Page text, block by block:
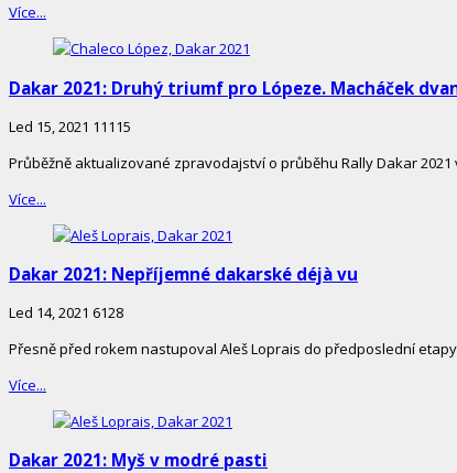
Více...
Dakar 2021: Druhý triumf pro Lópeze. Macháček
Led 15, 2021 11115
Průběžně aktualizované zpravodajství o průběhu Rally Dakar
Více...
Dakar 2021: Nepříjemné dakarské déjà vu
Led 14, 2021 6128
Přesně před rokem nastupoval Aleš Loprais do předposlední
Více...
Dakar 2021: Myš v modré pasti